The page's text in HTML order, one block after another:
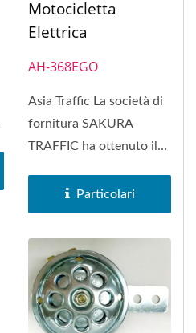
Motocicletta
Elettrica
AH-368EGO
Asia Traffic La società di
fornitura SAKURA
TRAFFIC ha ottenuto il
SAKURA...Particolari